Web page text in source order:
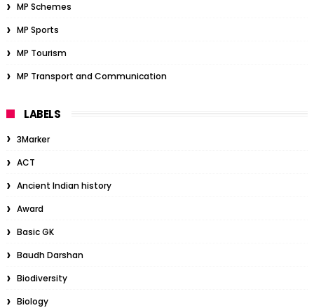
MP Schemes
MP Sports
MP Tourism
MP Transport and Communication
LABELS
3Marker
ACT
Ancient Indian history
Award
Basic GK
Baudh Darshan
Biodiversity
Biology